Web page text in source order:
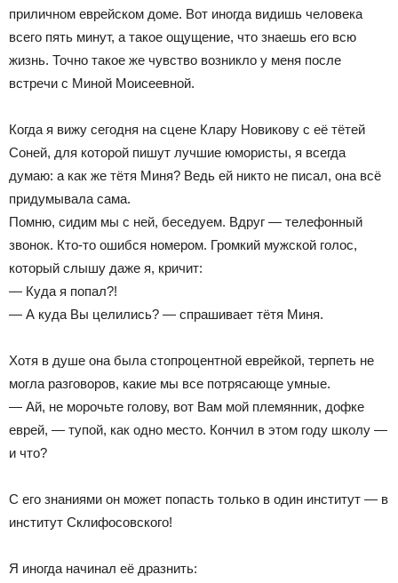
приличном еврейском доме. Вот иногда видишь человека
всего пять минут, а такое ощущение, что знаешь его всю
жизнь. Точно такое же чувство возникло у меня после
встречи с Миной Моисеевной.
Когда я вижу сегодня на сцене Клару Новикову с её тётей
Соней, для которой пишут лучшие юмористы, я всегда
думаю: а как же тётя Миня? Ведь ей никто не писал, она всё
придумывала сама.
Помню, сидим мы с ней, беседуем. Вдруг — телефонный
звонок. Кто-то ошибся номером. Громкий мужской голос,
который слышу даже я, кричит:
— Куда я попал?!
— А куда Вы целились? — спрашивает тётя Миня.
Хотя в душе она была стопроцентной еврейкой, терпеть не
могла разговоров, какие мы все потрясающе умные.
— Ай, не морочьте голову, вот Вам мой племянник, дофке
еврей, — тупой, как одно место. Кончил в этом году школу —
и что?
С его знаниями он может попасть только в один институт — в
институт Склифосовского!
Я иногда начинал её дразнить: